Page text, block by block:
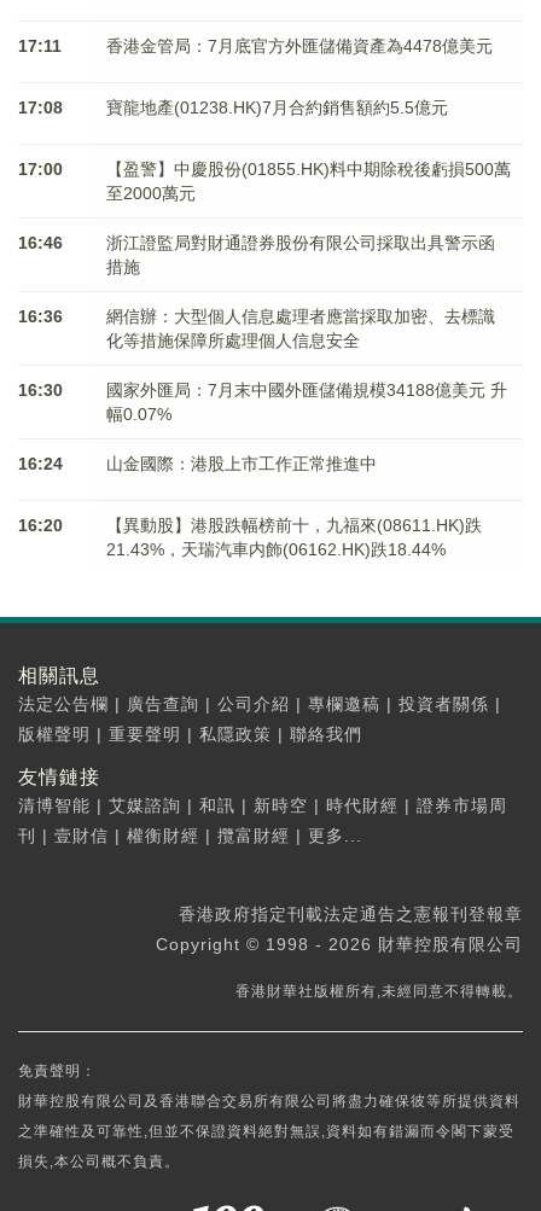
17:11 香港金管局：7月底官方外匯儲備資產為4478億美元
17:08 寶龍地產(01238.HK)7月合約銷售額約5.5億元
17:00
【盈警】中慶股份(01855.HK)料中期除稅後虧損500萬
至2000萬元
16:46
浙江證監局對財通證券股份有限公司採取出具警示函
措施
16:36
網信辦：大型個人信息處理者應當採取加密、去標識
化等措施保障所處理個人信息安全
16:30
國家外匯局：7月末中國外匯儲備規模34188億美元 升
幅0.07%
16:24 山金國際：港股上市工作正常推進中
16:20
【異動股】港股跌幅榜前十，九福來(08611.HK)跌
21.43%，天瑞汽車内飾(06162.HK)跌18.44%
相關訊息
法定公告欄 | 廣告查詢 | 公司介紹 | 專欄邀稿 | 投資者關係 |
版權聲明 | 重要聲明 | 私隱政策 | 聯絡我們
友情鏈接
清博智能 | 艾媒諮詢 | 和訊 | 新時空 | 時代財經 | 證券市場周
刊
| 壹財信 | 權衡財經 | 攬富財經 | 更多...
香港政府指定刊載法定通告之憲報刊登報章
Copyright © 1998 - 2026 財華控股有限公司
香港財華社版權所有,未經同意不得轉載。
免責聲明：
財華控股有限公司及香港聯合交易所有限公司將盡力確保彼等所提供資料
之準確性及可靠性,但並不保證資料絕對無誤,資料如有錯漏而令閣下蒙受
損失,本公司概不負責。